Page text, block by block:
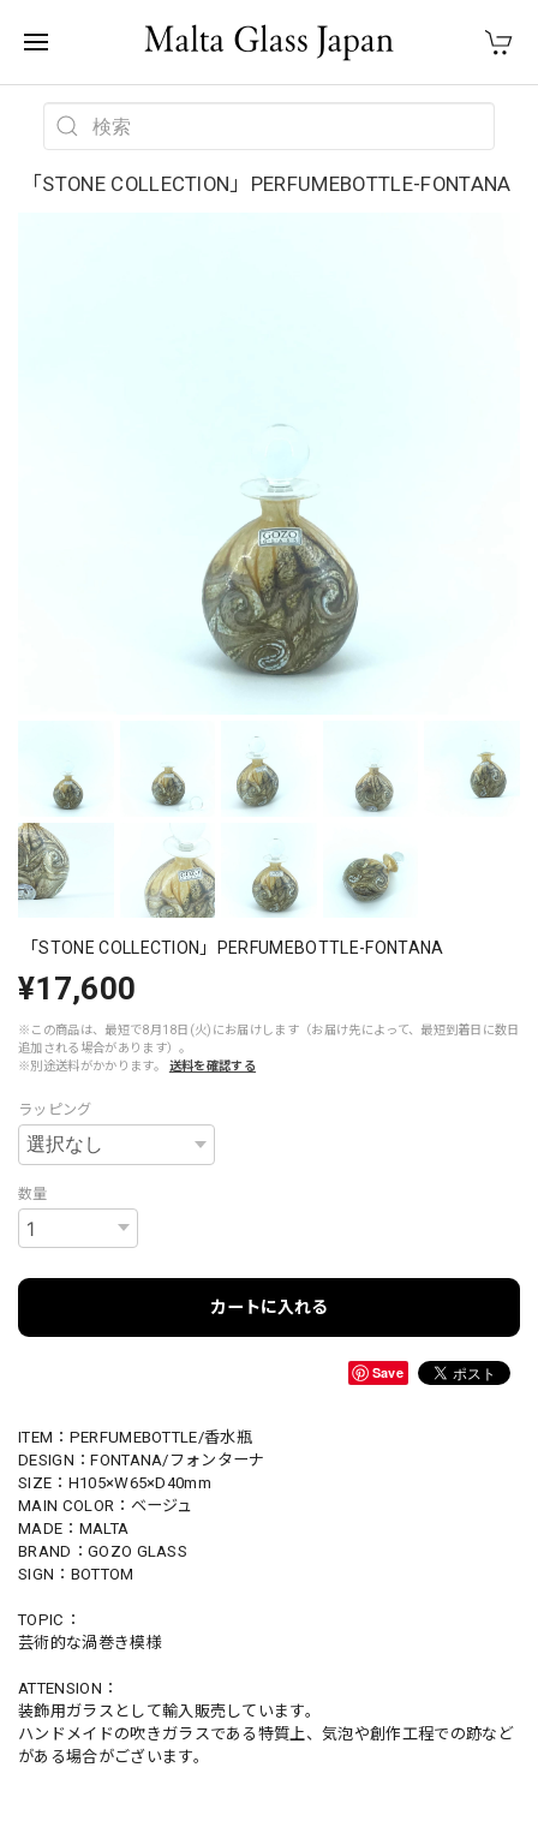
「STONE COLLECTION」PERFUMEBOTTLE-FONTANA
「STONE COLLECTION」PERFUMEBOTTLE-FONTANA
¥17,600
※この商品は、最短で8月18日(火)にお届けします（お届け先によって、最短到着日に数日
追加される場合があります）。
※別途送料がかかります。
送料を確認する
ラッピング
数量
カートに入れる
Save
ITEM：PERFUMEBOTTLE/香水瓶
DESIGN：FONTANA/フォンターナ
SIZE：H105×W65×D40mm
MAIN COLOR：ベージュ
MADE：MALTA
BRAND：GOZO GLASS
SIGN：BOTTOM
TOPIC：
芸術的な渦巻き模様
ATTENSION：
装飾用ガラスとして輸入販売しています。
ハンドメイドの吹きガラスである特質上、気泡や創作工程での跡など
がある場合がございます。